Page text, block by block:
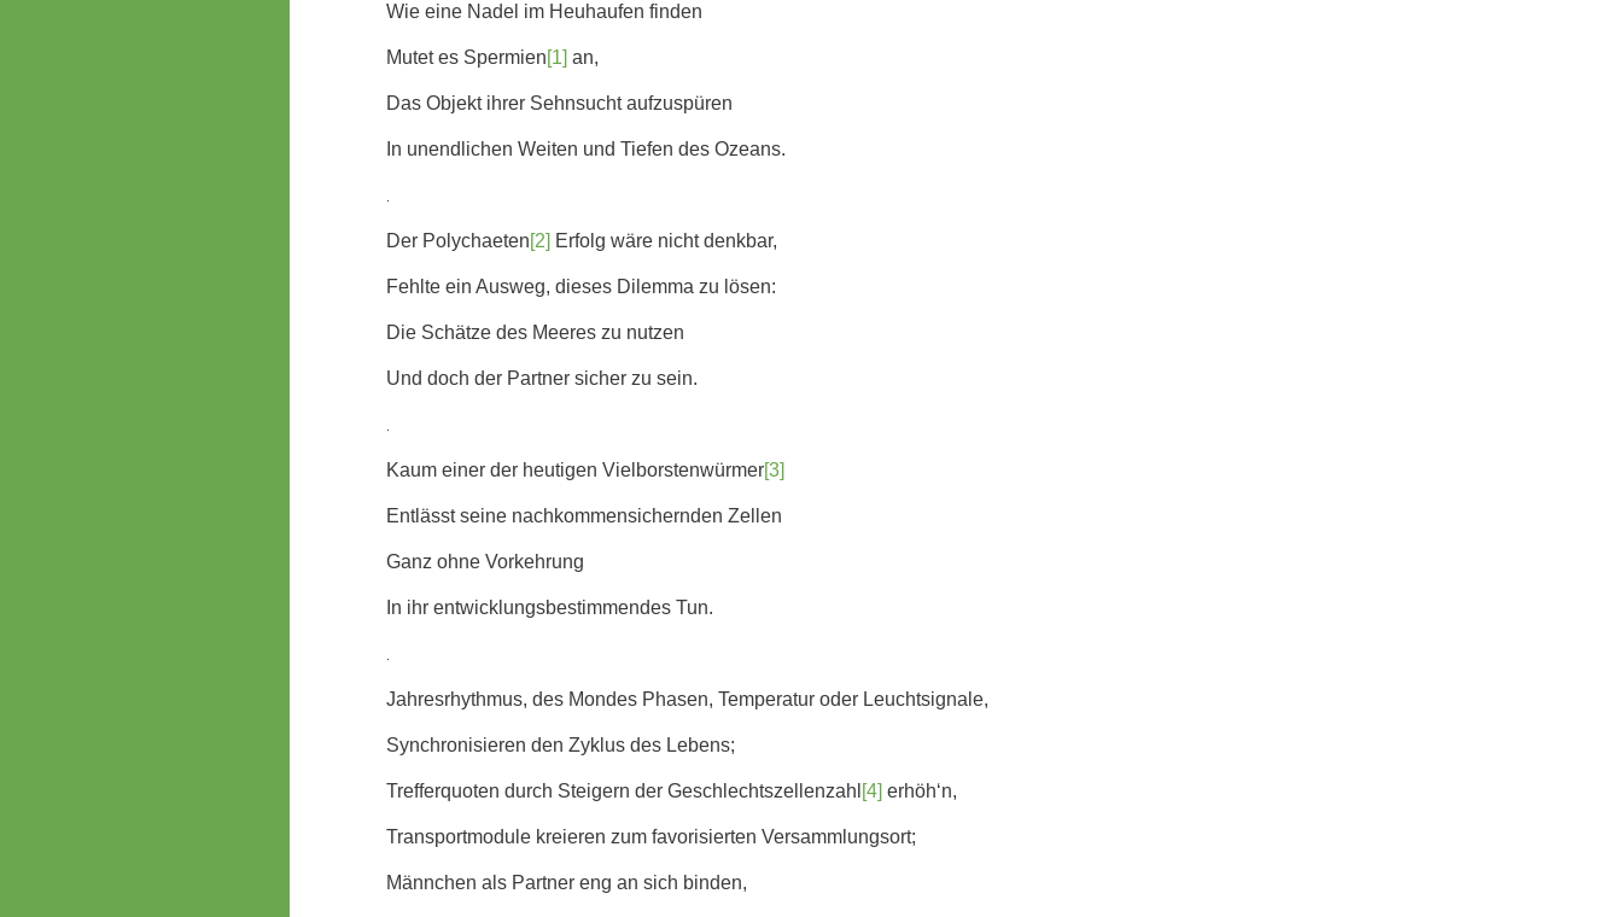
Wie eine Nadel im Heuhaufen finden
Mutet es Spermien[1] an,
Das Objekt ihrer Sehnsucht aufzuspüren
In unendlichen Weiten und Tiefen des Ozeans.
Der Polychaeten[2] Erfolg wäre nicht denkbar,
Fehlte ein Ausweg, dieses Dilemma zu lösen:
Die Schätze des Meeres zu nutzen
Und doch der Partner sicher zu sein.
Kaum einer der heutigen Vielborstenwürmer[3]
Entlässt seine nachkommensichernden Zellen
Ganz ohne Vorkehrung
In ihr entwicklungsbestimmendes Tun.
Jahresrhythmus, des Mondes Phasen, Temperatur oder Leuchtsignale,
Synchronisieren den Zyklus des Lebens;
Trefferquoten durch Steigern der Geschlechtszellenzahl [4] erhöh‘n,
Transportmodule kreieren zum favorisierten Versammlungsort;
Männchen als Partner eng an sich binden,